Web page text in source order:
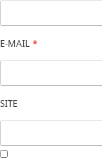
E-MAIL *
SITE